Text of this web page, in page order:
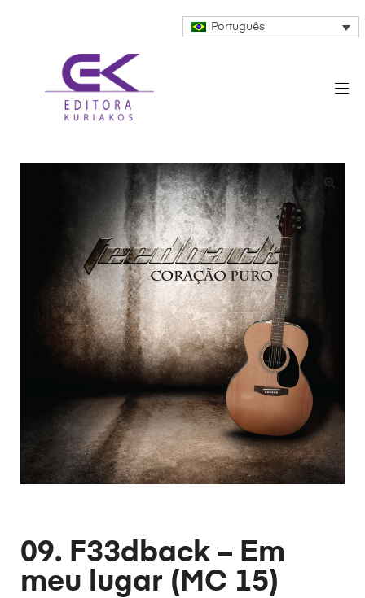
Português
09. F33dback – Em
meu lugar (MC 15)